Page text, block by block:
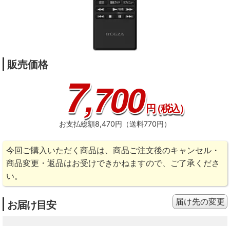
販売価格
7,700円（税込）
お支払総額8,470円（送料770円）
今回ご購入いただく商品は、商品ご注文後のキャンセル・
商品変更・返品はお受けできかねますので、ご了承くださ
い。
お届け目安 届け先の変更